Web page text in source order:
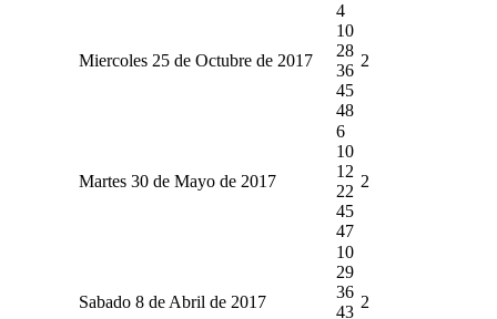
Miercoles 25 de Octubre de 2017
4
10
28
36
45
48
2
Martes 30 de Mayo de 2017
6
10
12
22
45
47
2
Sabado 8 de Abril de 2017
10
29
36
43
2